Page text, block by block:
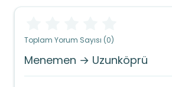
Toplam Yorum Sayısı (0)
Menemen → Uzunköprü